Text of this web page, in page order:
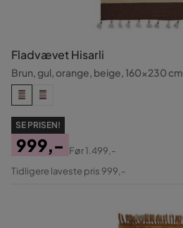
Fladvævet Hisarli
Brun, gul, orange, beige, 160x230 cm
SE PRISEN!
Pris
999,-
Original
Før1.499,-
Tidligere laveste pris 999,-